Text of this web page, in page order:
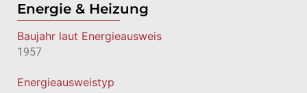
Energie & Heizung
Baujahr laut Energieausweis
1957
Energie­ausweistyp